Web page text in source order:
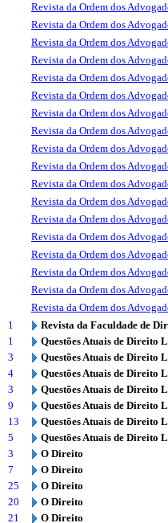
Revista da Ordem dos
Revista da Ordem dos
Revista da Ordem dos
Revista da Ordem dos
Revista da Ordem dos
Revista da Ordem dos
Revista da Ordem dos
Revista da Ordem dos
Revista da Ordem dos
Revista da Ordem dos
Revista da Ordem dos
Revista da Ordem dos
Revista da Ordem dos
Revista da Ordem dos
Revista da Ordem dos
Revista da Ordem dos
Revista da Ordem dos
Revista da Ordem dos
1
Revista da Faculdade de
1
Questões Atuais de Direito
3
Questões Atuais de Direito
4
Questões Atuais de Direito
3
Questões Atuais de Direito
9
Questões Atuais de Direito
13
Questões Atuais de Direito
5
Questões Atuais de Direito
3
O Direito
7
O Direito
25
O Direito
20
O Direito
21
O Direito